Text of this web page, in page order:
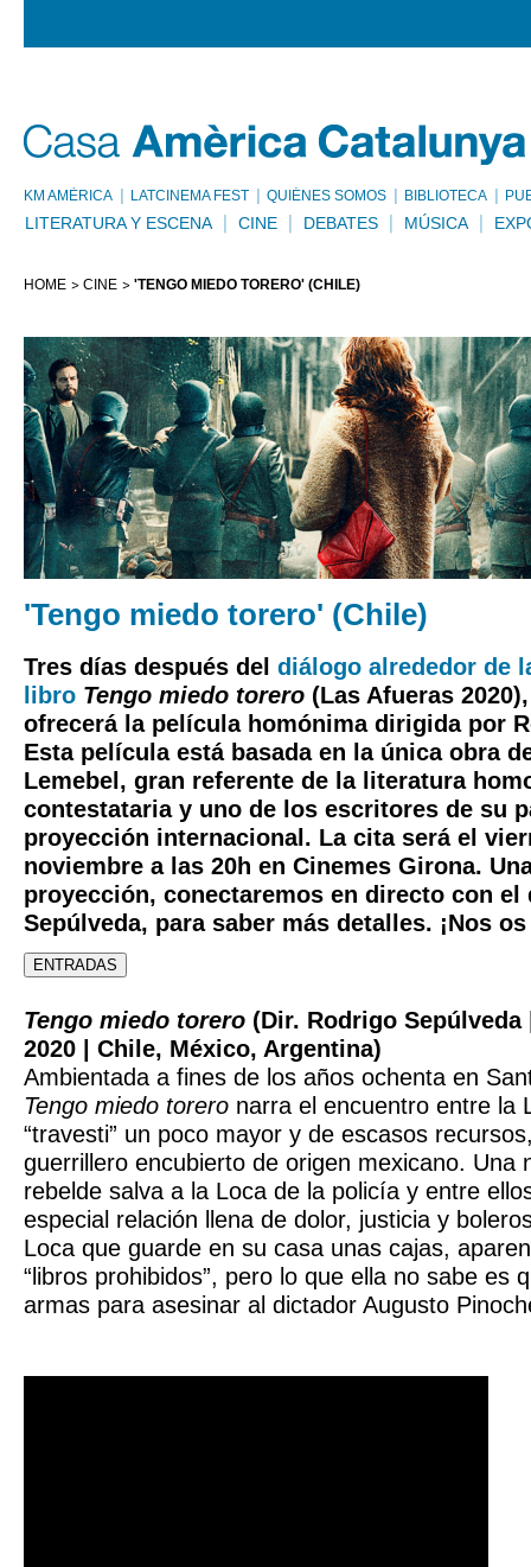
KM AMÈRICA LATCINEMA FEST QUIÉNES SOMOS BIBLIOTECA
LITERATURA Y ESCENA CINE DEBATES MÚSICA
HOME CINE 'TENGO MIEDO TORERO' (CHILE)
'Tengo miedo torero' (Chile)
Tres días después del diálogo alrededor de
libro Tengo miedo torero (Las Afueras
ofrecerá la película homónima dirigida por
Esta película está basada en la única obra
Lemebel, gran referente de la literatura
contestataria y uno de los escritores de su
proyección internacional. La cita será el
noviembre a las 20h en Cinemes Girona.
proyección, conectaremos en directo con el
Sepúlveda, para saber más detalles. ¡Nos
ENTRADAS
Tengo miedo torero (Dir. Rodrigo
2020 | Chile, México, Argentina)
Ambientada a fines de los años ochenta en
Tengo miedo torero narra el encuentro entre la
“travesti” un poco mayor y de escasos
guerrillero encubierto de origen mexicano. Una
rebelde salva a la Loca de la policía y entre
especial relación llena de dolor, justicia y
Loca que guarde en su casa unas cajas,
“libros prohibidos”, pero lo que ella no sabe es
armas para asesinar al dictador Augusto